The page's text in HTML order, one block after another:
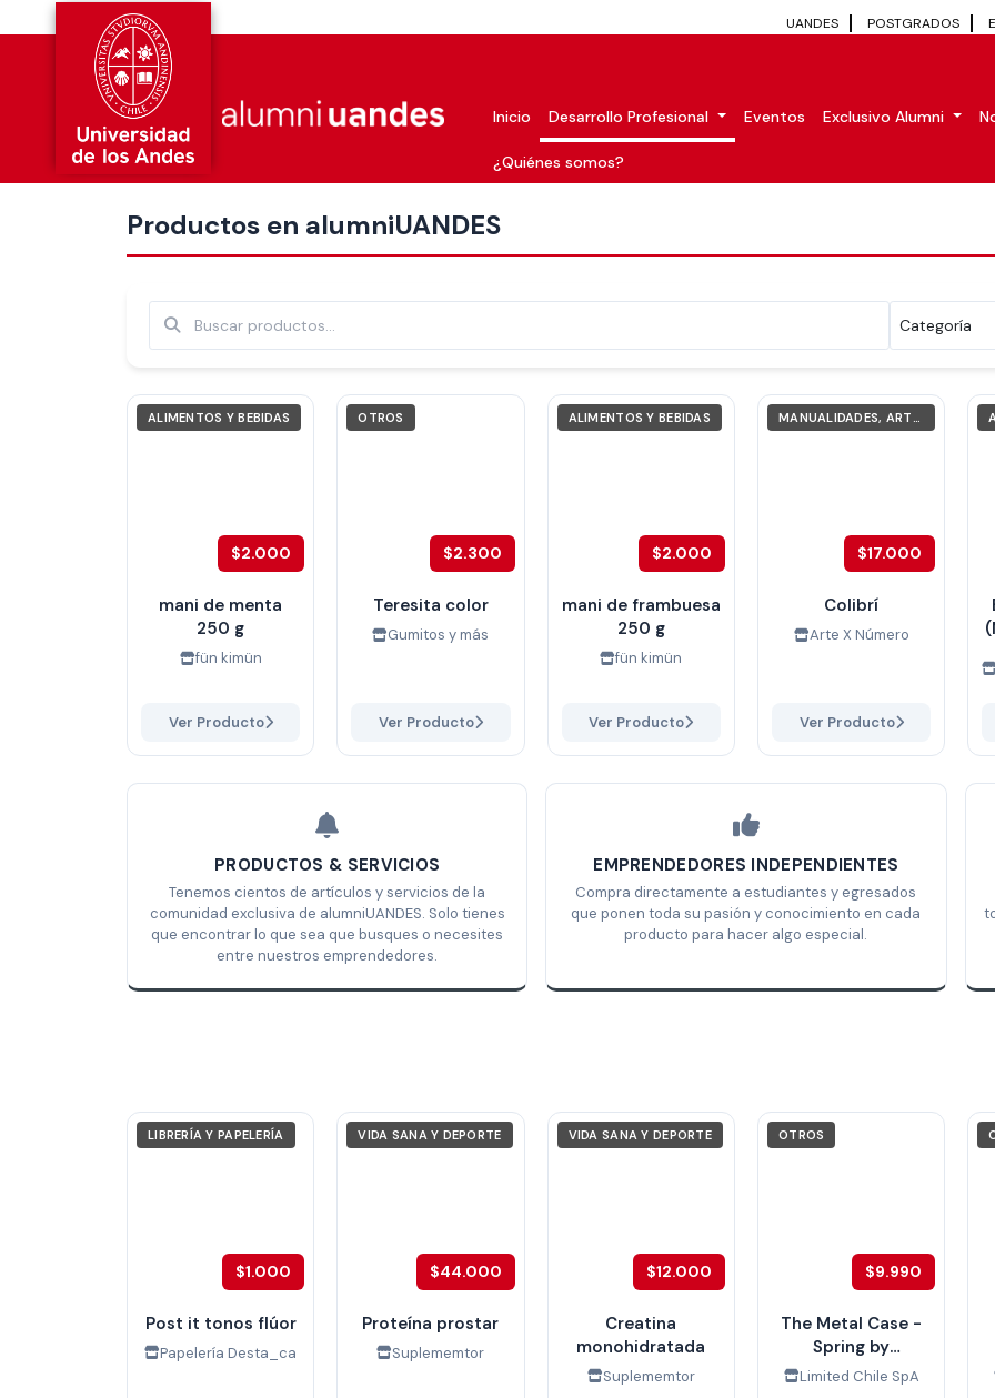
UANDES POSTGRADOS
Inicio Desarrollo Profesional Eventos Exclusivo Alumni
¿Quiénes somos?
Productos en alumniUANDES
Buscar
ALIMENTOS Y BEBIDAS
$2.000
mani de menta
250 g
fün kimün
Ver Producto
OTROS
$2.300
Teresita color
Gumitos y más
Ver Producto
ALIMENTOS Y BEBIDAS
$2.000
mani de frambuesa
250 g
fün kimün
Ver Producto
MANUALIDADES, ARTE Y TIEMPO LIBRE
$17.000
Colibrí
Arte X Número
Ver Producto
PRODUCTOS & SERVICIOS
Tenemos cientos de artículos y servicios de la
comunidad exclusiva de alumniUANDES. Solo tienes
que encontrar lo que sea que busques o necesites
entre nuestros emprendedores.
EMPRENDEDORES INDEPENDIENTES
Compra directamente a estudiantes y egresados
que ponen toda su pasión y conocimiento en cada
producto para hacer algo especial.
LIBRERÍA Y PAPELERÍA
$1.000
Post it tonos flúor
Papelería Desta_ca
VIDA SANA Y DEPORTE
$44.000
Proteína prostar
Suplememtor
VIDA SANA Y DEPORTE
$12.000
Creatina
monohidratada
Suplememtor
OTROS
$9.990
The Metal Case -
Spring by
@polailustra
Limited Chile SpA
Más nuevos